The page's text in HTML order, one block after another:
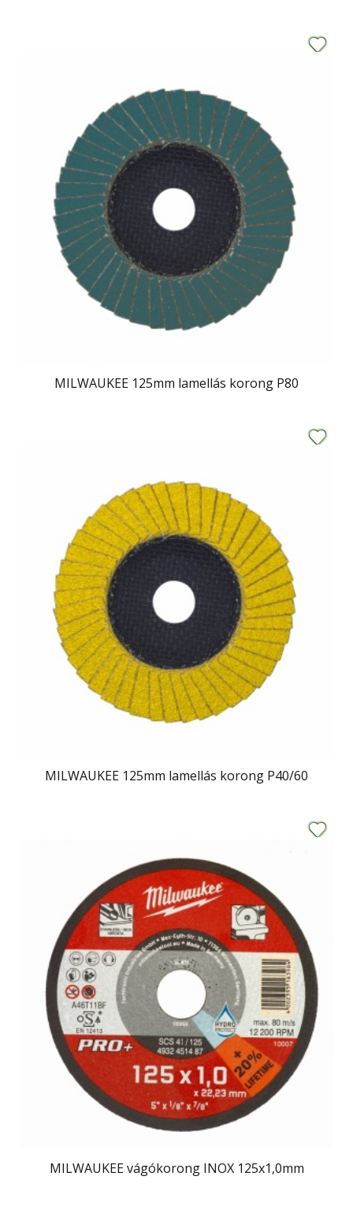
MILWAUKEE 125mm lamellás korong P80
MILWAUKEE 125mm lamellás korong P40/60
MILWAUKEE vágókorong INOX 125x1,0mm